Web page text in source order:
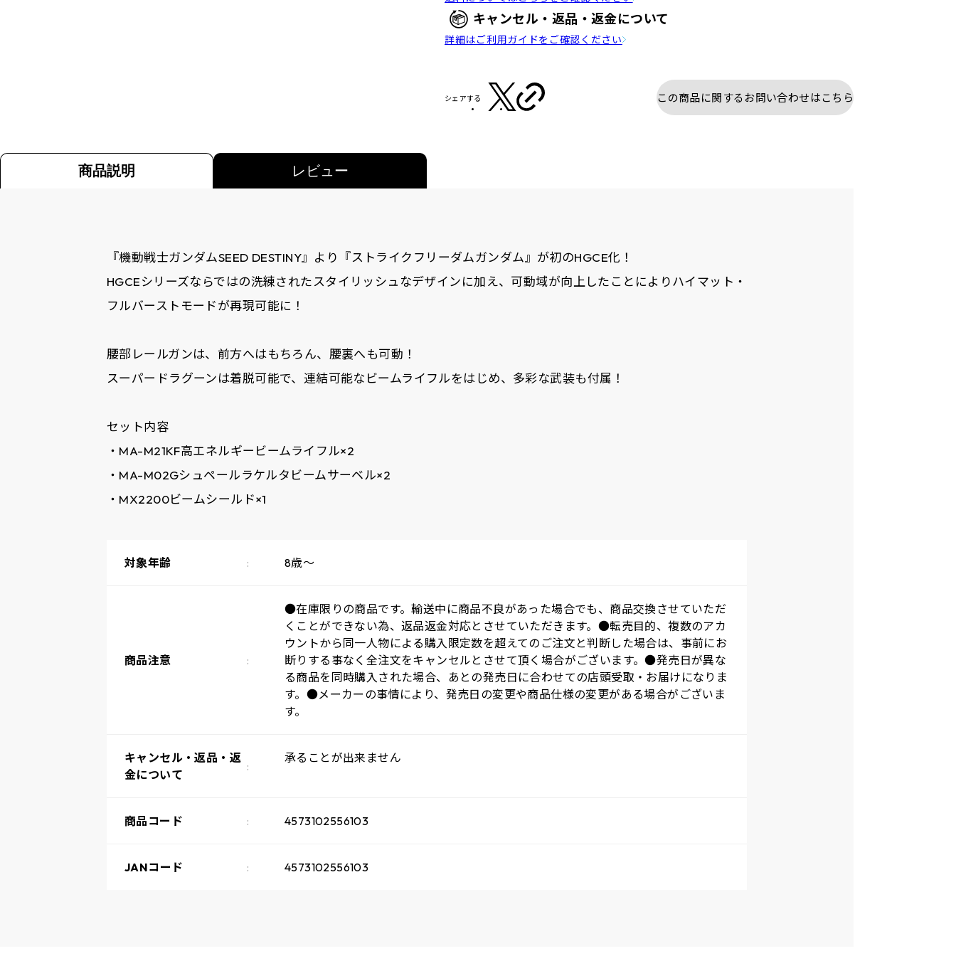
キャンセル・返品・返金について
詳細はご利用ガイドをご確認ください
シェアする この商品に関するお問い合わせはこちら
商品説明 レビュー
『機動戦士ガンダムSEED DESTINY』より『ストライクフリーダムガンダム』が初のHGCE化！
HGCEシリーズならではの洗練されたスタイリッシュなデザインに加え、可動域が向上したことによりハイマット・
フルバーストモードが再現可能に！
腰部レールガンは、前方へはもちろん、腰裏へも可動！
スーパードラグーンは着脱可能で、連結可能なビームライフルをはじめ、多彩な武装も付属！
セット内容
・MA-M21KF高エネルギービームライフル×2
・MA-M02Gシュペールラケルタビームサーベル×2
・MX2200ビームシールド×1
対象年齢 8歳～
商品注意
●在庫限りの商品です。輸送中に商品不良があった場合でも、商品交換させていただ
くことができない為、返品返金対応とさせていただきます。●転売目的、複数のアカ
ウントから同一人物による購入限定数を超えてのご注文と判断した場合は、事前にお
断りする事なく全注文をキャンセルとさせて頂く場合がございます。●発売日が異な
る商品を同時購入された場合、あとの発売日に合わせての店頭受取・お届けになりま
す。●メーカーの事情により、発売日の変更や商品仕様の変更がある場合がございま
す。
キャンセル・返品・返
金について
承ることが出来ません
商品コード 4573102556103
JANコード 4573102556103